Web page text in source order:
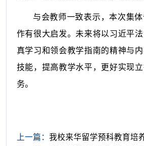
与会教师一致表示，本次集
作有很大启发。未来将以习近平
真学习和领会教学指南的精神与
技能，提高教学水平，更好实现
务。
上一篇： 我校来华留学预科教育培